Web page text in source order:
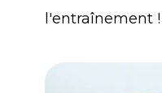
l'entraînement !